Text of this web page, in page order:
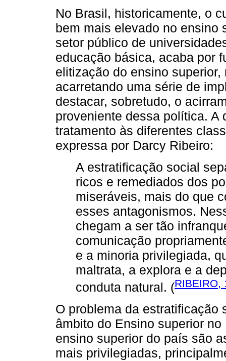
No Brasil, historicamente, o
bem mais elevado no ensino
setor público de
educação básica, acaba por
elitização do ensino
acarretando uma série de
destacar, sobretudo, o
proveniente dessa política. A
tratamento às diferentes
expressa por Darcy Ribeiro:
A estratificação social
ricos e remediados dos
miseráveis, mais do que
esses antagonismos.
chegam a ser tão
comunicação
e a minoria privilegiada,
maltrata, a explora e a
conduta natural. (RIBEIRO,
O problema da estratificação
âmbito do Ensino superior
ensino superior do país são
mais privilegiadas,